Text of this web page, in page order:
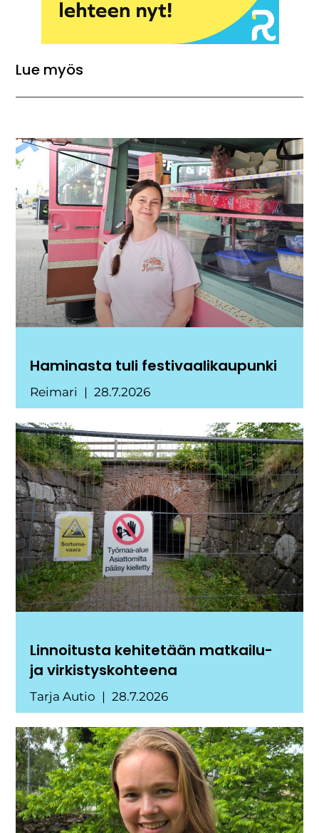
Lue myös
Haminasta tuli festivaalikaupunki
Reimari 28.7.2026
Linnoitusta kehitetään matkailu-
ja virkistyskohteena
Tarja Autio 28.7.2026